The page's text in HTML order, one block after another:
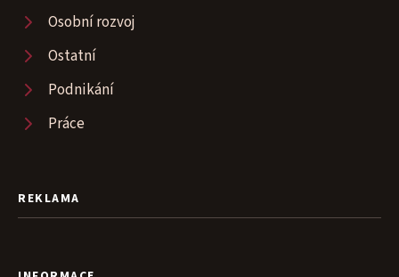
Osobní rozvoj
Ostatní
Podnikání
Práce
REKLAMA